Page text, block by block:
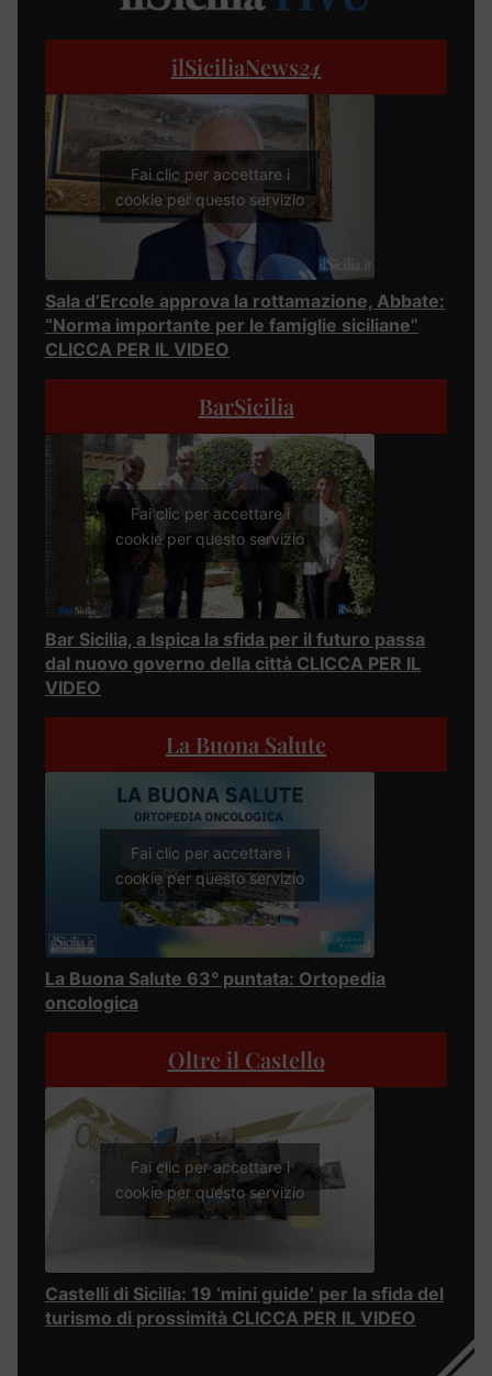
ilSiciliaNews24
Fai clic per accettare i
cookie per questo servizio
Sala d’Ercole approva la rottamazione, Abbate:
“Norma importante per le famiglie siciliane”
CLICCA PER IL VIDEO
BarSicilia
Fai clic per accettare i
cookie per questo servizio
Bar Sicilia, a Ispica la sfida per il futuro passa
dal nuovo governo della città CLICCA PER IL
VIDEO
La Buona Salute
Fai clic per accettare i
cookie per questo servizio
La Buona Salute 63° puntata: Ortopedia
oncologica
Oltre il Castello
Fai clic per accettare i
cookie per questo servizio
Castelli di Sicilia: 19 ‘mini guide’ per la sfida del
turismo di prossimità CLICCA PER IL VIDEO